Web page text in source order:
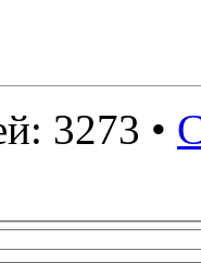
3273 •